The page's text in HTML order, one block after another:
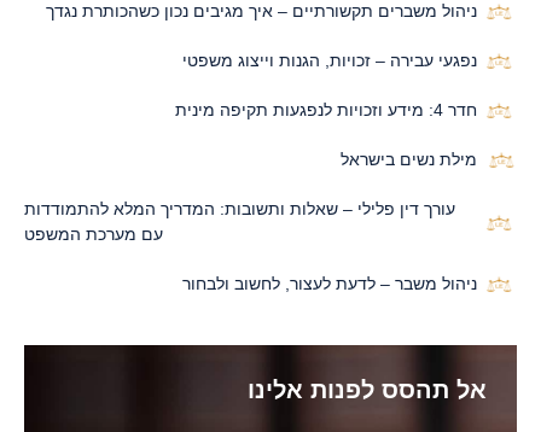
ניהול משברים תקשורתיים – איך מגיבים נכון כשהכותרת נגדך
נפגעי עבירה – זכויות, הגנות וייצוג משפטי
חדר 4: מידע וזכויות לנפגעות תקיפה מינית
מילת נשים בישראל
עורך דין פלילי – שאלות ותשובות: המדריך המלא להתמודדות
עם מערכת המשפט
ניהול משבר – לדעת לעצור, לחשוב ולבחור
אל תהסס לפנות אלינו